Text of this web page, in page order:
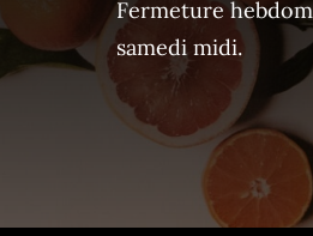
Fermeture
samedi midi.